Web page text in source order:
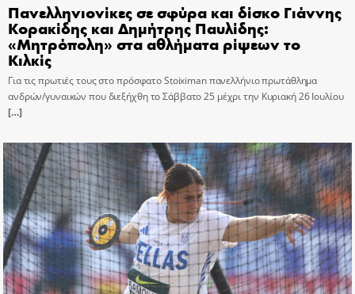
Πανελληνιονίκες σε σφύρα και δίσκο Γιάννης
Κορακίδης και Δημήτρης Παυλίδης:
«Μητρόπολη» στα αθλήματα ρίψεων το
Κιλκίς
Για τις πρωτιές τους στο πρόσφατο Stoiximan πανελλήνιο πρωτάθλημα
ανδρών/γυναικών που διεξήχθη το Σάββατο 25 μέχρι την Κυριακή 26 Ιουλίου
[…]